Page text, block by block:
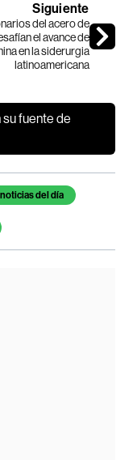
Siguiente
del acero de
el avance de
en la siderurgia
latinoamericana
su fuente de
noticias del día